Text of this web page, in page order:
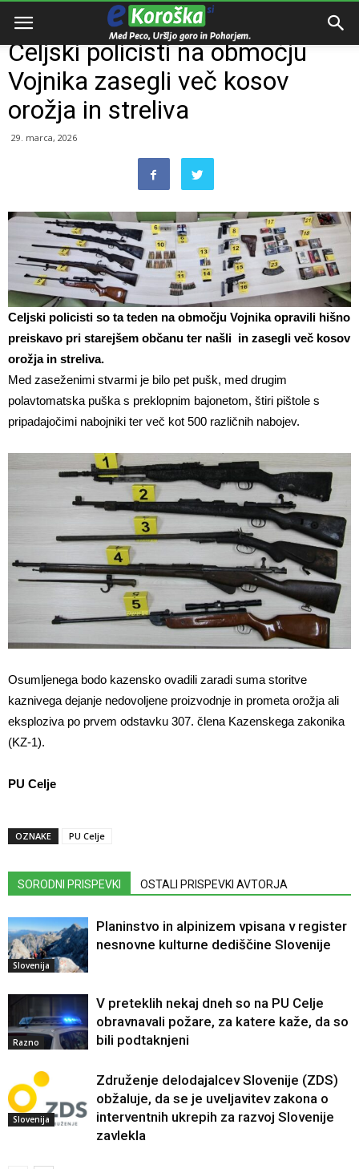
Domov
Celjski policisti na območju
Vojnika zasegli več kosov
orožja in streliva
29. marca, 2026
Celjski policisti so ta teden na območju Vojnika opravili hišno
preiskavo pri starejšem občanu ter našli in zasegli več kosov
orožja in streliva.
Med zaseženimi stvarmi je bilo pet pušk, med drugim
polavtomatska puška s preklopnim bajonetom, štiri pištole s
pripadajočimi nabojniki ter več kot 500 različnih nabojev.
Osumljenega bodo kazensko ovadili zaradi suma storitve
kaznivega dejanje nedovoljene proizvodnje in prometa orožja ali
eksploziva po prvem odstavku 307. člena Kazenskega zakonika
(KZ-1).
PU Celje
OZNAKE PU Celje
SORODNI PRISPEVKI OSTALI PRISPEVKI AVTORJA
Slovenija
Planinstvo in alpinizem vpisana v register
nesnovne kulturne dediščine Slovenije
Razno
V preteklih nekaj dneh so na PU Celje
obravnavali požare, za katere kaže, da so
bili podtaknjeni
Slovenija
Združenje delodajalcev Slovenije (ZDS)
obžaluje, da se je uveljavitev zakona o
interventnih ukrepih za razvoj Slovenije
zavlekla